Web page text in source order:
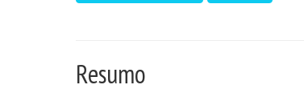
Resumo